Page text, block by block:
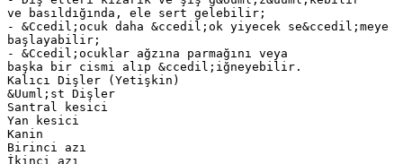
ve basıldığında, ele sert gelebilir;
- &Ccedil;ocuk daha &ccedil;ok yiyecek se&ccedil;meye
başlayabilir;
- &Ccedil;ocuklar ağzına parmağını veya
başka bir cismi alıp &ccedil;iğneyebilir.
Kalıcı Dişler (Yetişkin)
&Uuml;st Dişler
Santral kesici
Yan kesici
Kanin
Birinci azı
İkinci azı